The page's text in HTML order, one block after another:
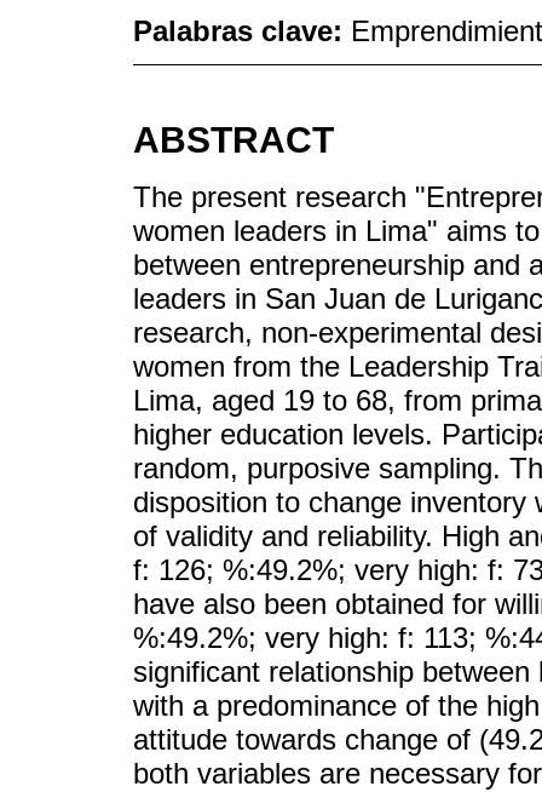
Palabras clave:
ABSTRACT
The present research
women leaders in Lima" aims
between entrepreneurship and
leaders in San Juan de
research, non-experimental
women from the Leadership
Lima, aged 19 to 68, from
higher education levels.
random, purposive sampling.
disposition to change
of validity and reliability. High
f: 126; %:49.2%; very high: f:
have also been obtained for
%:49.2%; very high: f: 113;
significant relationship
with a predominance of the
attitude towards change of
both variables are necessary